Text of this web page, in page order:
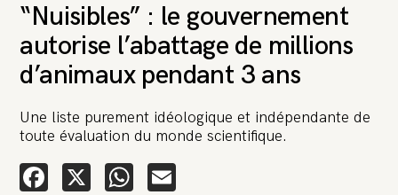
“Nuisibles” : le gouvernement
autorise l’abattage de millions
d’animaux pendant 3 ans
Une liste purement idéologique et indépendante de
toute évaluation du monde scientifique.
Facebook
X WhatsApp